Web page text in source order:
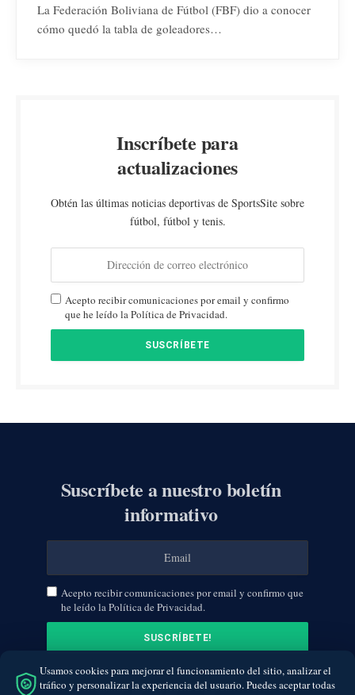
La Federación Boliviana de Fútbol (FBF) dio a conocer
cómo quedó la tabla de goleadores…
Inscríbete para
actualizaciones
Obtén las últimas noticias deportivas de SportsSite sobre
fútbol, fútbol y tenis.
Acepto recibir comunicaciones por email y confirmo
que he leído la Política de Privacidad.
Suscríbete a nuestro boletín
informativo
Acepto recibir comunicaciones por email y confirmo que
he leído la Política de Privacidad.
Usamos cookies para mejorar el funcionamiento del sitio, analizar el
tráfico y personalizar la experiencia del usuario. Puedes aceptar todas